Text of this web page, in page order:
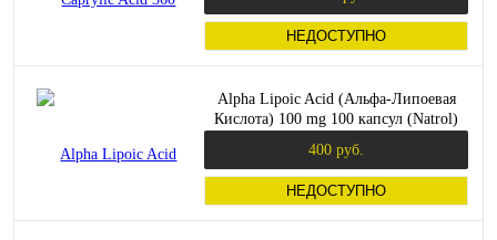
НЕДОСТУПНО
Alpha Lipoic Acid (Альфа-Липоевая
Кислота) 100 mg 100 капсул (Natrol)
400 руб.
НЕДОСТУПНО